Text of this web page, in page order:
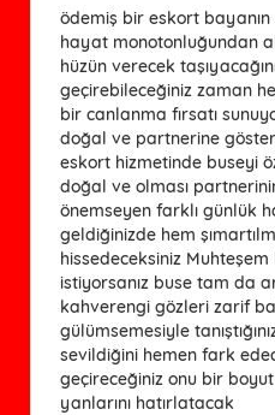
ödemiş bir eskort
hayat monotonluğundan
hüzün verecek
geçirebileceğiniz zaman
bir canlanma fırsatı
doğal ve partnerine
eskort hizmetinde buseyi
doğal ve olması
önemseyen farklı günlük
geldiğinizde hem
hissedeceksiniz
istiyorsanız buse tam da
kahverengi gözleri zarif
gülümsemesiyle
sevildiğini hemen fark
geçireceğiniz onu bir
yanlarını hatırlatacak